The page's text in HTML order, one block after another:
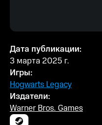
Дата публикации:
3 марта 2025 г.
Игры:
Hogwarts Legacy
Издатели:
Warner Bros. Games